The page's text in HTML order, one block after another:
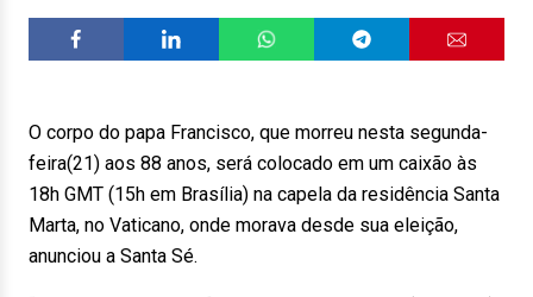
O corpo do papa Francisco, que morreu nesta segunda-
feira(21) aos 88 anos, será colocado em um caixão às
18h GMT (15h em Brasília) na capela da residência Santa
Marta, no Vaticano, onde morava desde sua eleição,
anunciou a Santa Sé.